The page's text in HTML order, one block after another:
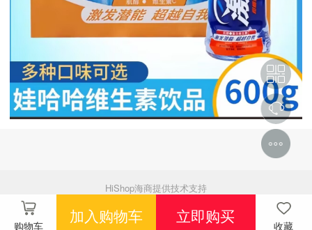
购物车
加入购物车 立即购买
收藏
HiShop海商提供技术支持